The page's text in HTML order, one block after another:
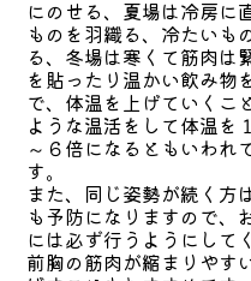
にのせる、夏場は冷房に
ものを羽織る、冷たいも
る、冬場は寒くて筋肉は
を貼ったり温かい飲み物
で、体温を上げていくこ
ような温活をして体温
～６倍になるともいわれ
す。
また、同じ姿勢が続く方
も予防になりますので、
には必ず行うようにして
前胸の筋肉が縮まりやす